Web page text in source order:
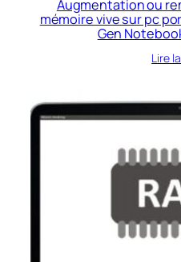
Augmentation ou
mémoire vive sur pc
Gen
Lire